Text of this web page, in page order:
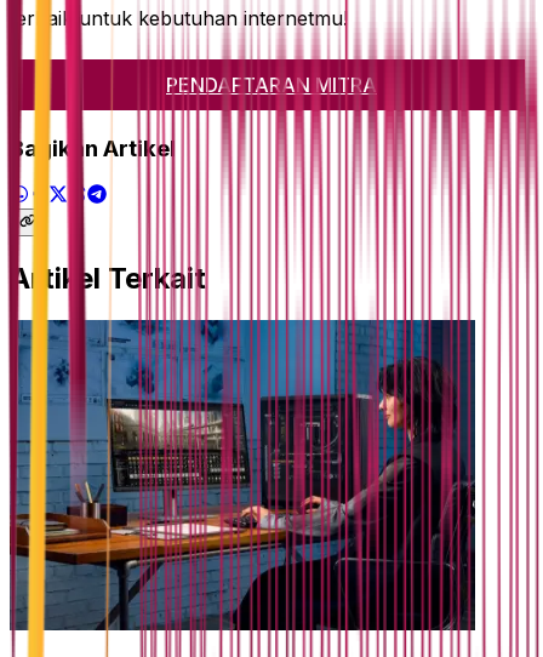
terbaik untuk kebutuhan internetmu!
PENDAFTARAN MITRA
Bagikan Artikel
Artikel Terkait